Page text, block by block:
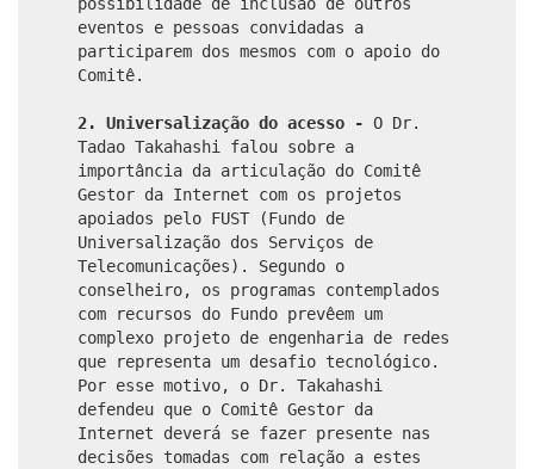
eventos e pessoas convidadas a
participarem dos mesmos com o apoio do
Comitê.
2. Universalização do acesso - O Dr.
Tadao Takahashi falou sobre a
importância da articulação do Comitê
Gestor da Internet com os projetos
apoiados pelo FUST (Fundo de
Universalização dos Serviços de
Telecomunicações). Segundo o
conselheiro, os programas contemplados
com recursos do Fundo prevêem um
complexo projeto de engenharia de redes
que representa um desafio tecnológico.
Por esse motivo, o Dr. Takahashi
defendeu que o Comitê Gestor da
Internet deverá se fazer presente nas
decisões tomadas com relação a estes